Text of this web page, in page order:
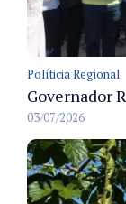
Políticia Regional
03/07/2026